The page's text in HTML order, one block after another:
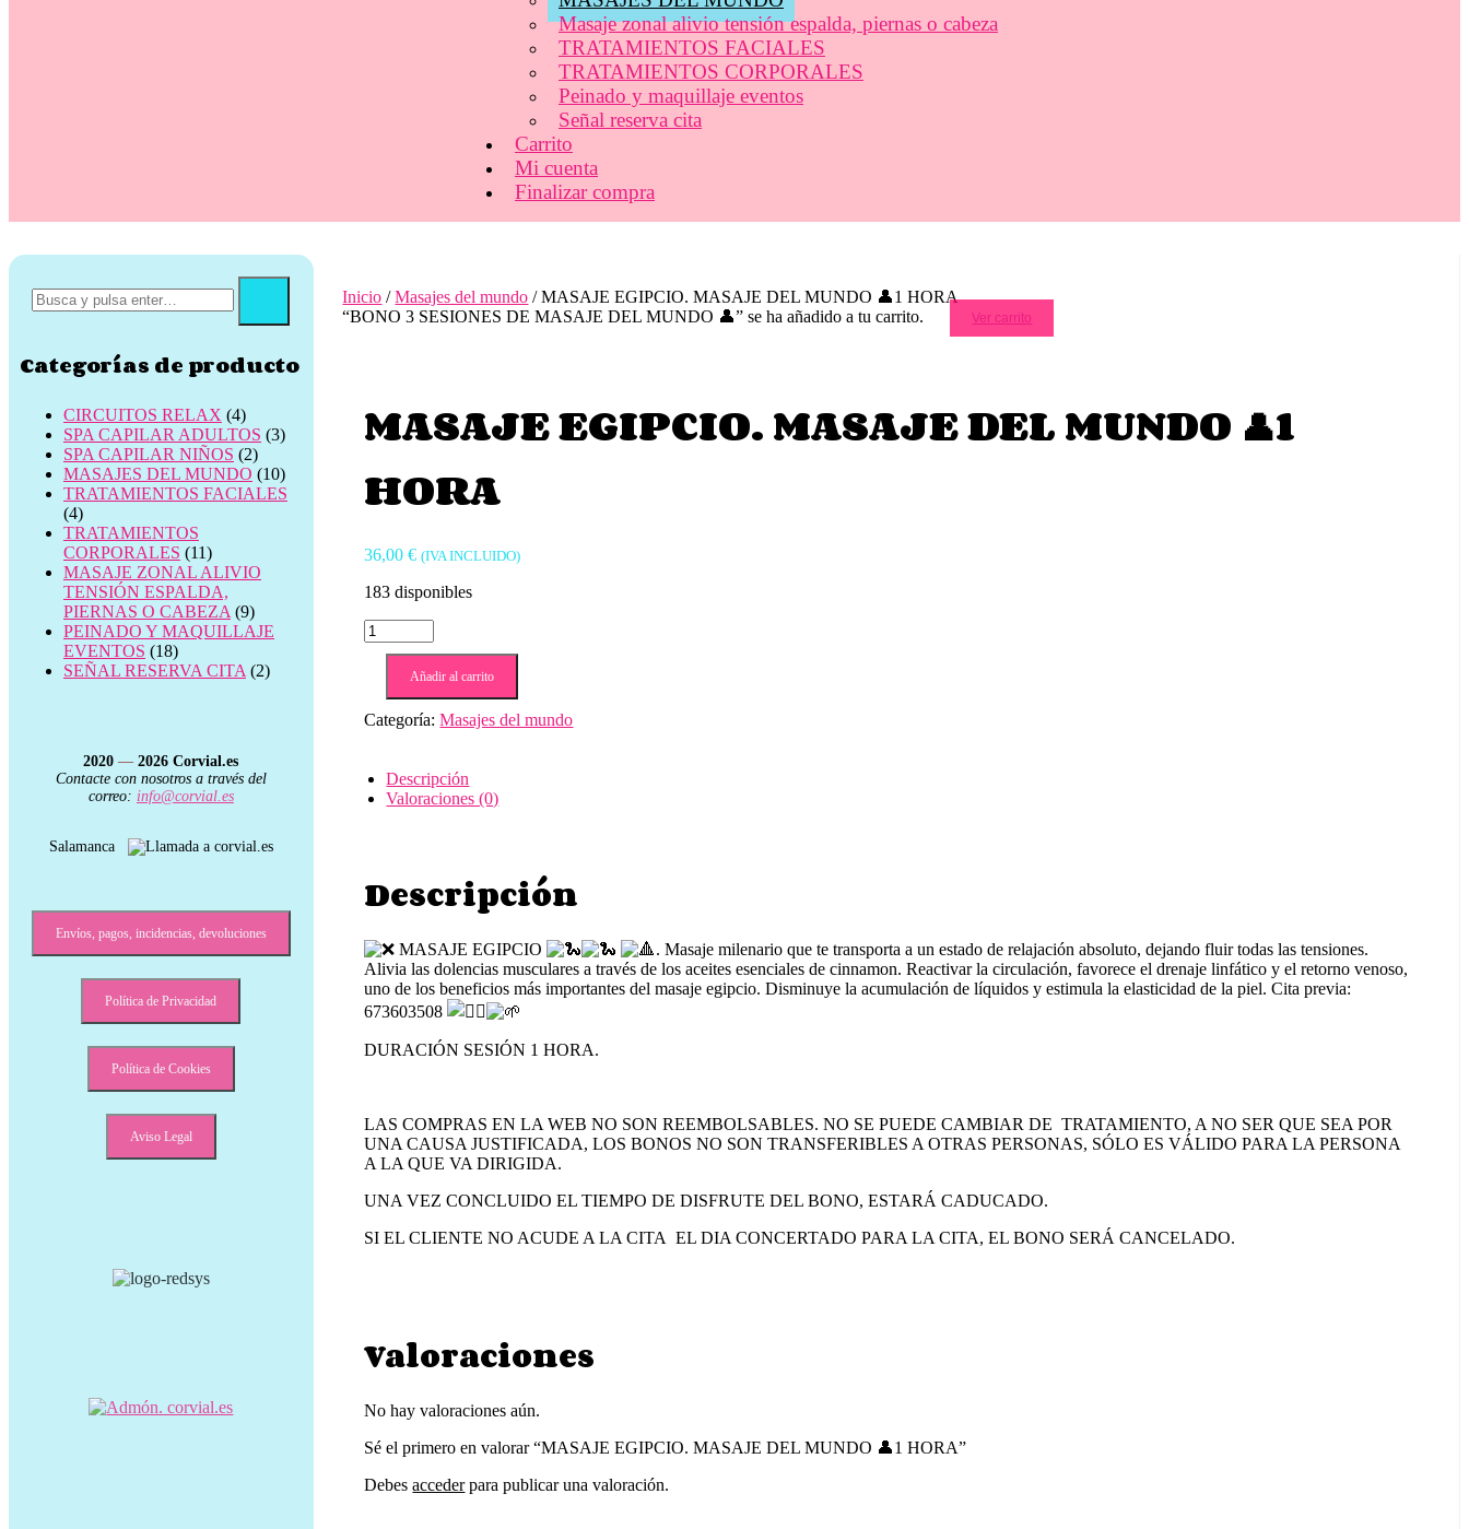
Masaje zonal alivio tensión espalda, piernas o cabeza
TRATAMIENTOS FACIALES
TRATAMIENTOS CORPORALES
Peinado y maquillaje eventos
Señal reserva cita
Carrito
Mi cuenta
Finalizar compra
Inicio /Masajes del mundo / MASAJE EGIPCIO. MASAJE DEL MUNDO 👤1 HORA
“BONO 3 SESIONES DE MASAJE DEL MUNDO 👤” se ha añadido a tu carrito.
Ver carrito
MASAJE EGIPCIO. MASAJE DEL MUNDO 👤1
HORA
36,00€ (IVA INCLUIDO)
183 disponibles
MASAJE
EGIPCIO.
MASAJE
👤
cantidad
Añadir al carrito
Categoría:Masajes del mundo
Descripción
Valoraciones (0)
Descripción
MASAJE EGIPCIO
. Masaje milenario que te transporta a un estado de relajación absoluto, dejando fluir todas las tensiones.
Alivia las dolencias musculares a través de los aceites esenciales de cinnamon. Reactivar la circulación, favorece el drenaje linfático y el retorno venoso,
uno de los beneficios más importantes del masaje egipcio. Disminuye la acumulación de líquidos y estimula la elasticidad de la piel. Cita previa:
673603508
DURACIÓN SESIÓN 1 HORA.
LAS COMPRAS EN LA WEB NO SON REEMBOLSABLES. NO SE PUEDE CAMBIAR DE TRATAMIENTO, A NO SER QUE SEA POR
UNA CAUSA JUSTIFICADA, LOS BONOS NO SON TRANSFERIBLES A OTRAS PERSONAS, SÓLO ES VÁLIDO PARA LA PERSONA
A LA QUE VA DIRIGIDA.
UNA VEZ CONCLUIDO EL TIEMPO DE DISFRUTE DEL BONO, ESTARÁ CADUCADO.
SI EL CLIENTE NO ACUDE A LA CITA EL DIA CONCERTADO PARA LA CITA, EL BONO SERÁ CANCELADO.
Valoraciones
No hay valoraciones aún.
Sé el primero en valorar “MASAJE EGIPCIO. MASAJE DEL MUNDO 👤1 HORA”
Debesaccederpara publicar una valoración.
Categorías de producto
CIRCUITOS RELAX (4)
SPA CAPILAR ADULTOS (3)
SPA CAPILAR NIÑOS (2)
MASAJES DEL MUNDO (10)
TRATAMIENTOS FACIALES
(4)
TRATAMIENTOS
CORPORALES (11)
MASAJE ZONAL ALIVIO
TENSIÓN ESPALDA,
PIERNAS O CABEZA (9)
PEINADO Y MAQUILLAJE
EVENTOS (18)
SEÑAL RESERVA CITA (2)
2020— 2026 Corvial.es
Contacte con nosotros a través del
correo: info@corvial.es
Salamanca
Envíos, pagos, incidencias, devoluciones
Política de Privacidad
Política de Cookies
Aviso Legal